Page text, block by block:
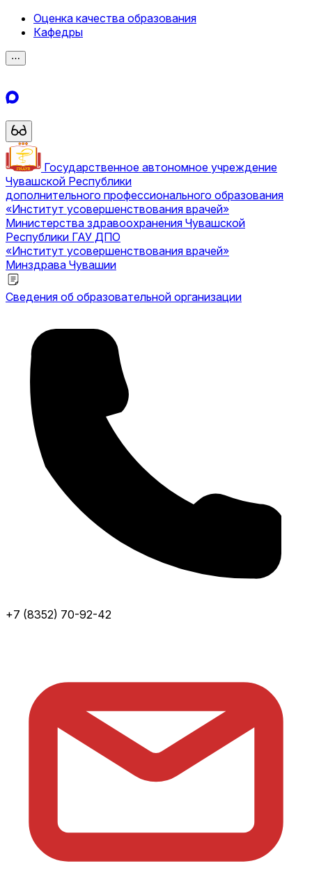
Оценка качества образования
Кафедры
⋯
Государственное автономное учреждение
Чувашской Республики
дополнительного профессионального образования
«Институт усовершенствования врачей»
Министерства здравоохранения Чувашской
Республики ГАУ ДПО
«Институт усовершенствования врачей»
Минздрава Чувашии
Сведения об образовательной организации
+7 (8352) 70-92-42